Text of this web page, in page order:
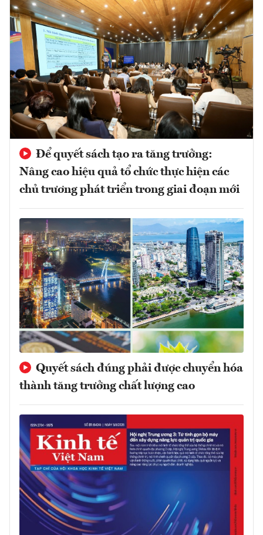
Để quyết sách tạo ra tăng trưởng:
Nâng cao hiệu quả tổ chức thực hiện các
chủ trương phát triển trong giai đoạn mới
Quyết sách đúng phải được chuyển hóa
thành tăng trưởng chất lượng cao